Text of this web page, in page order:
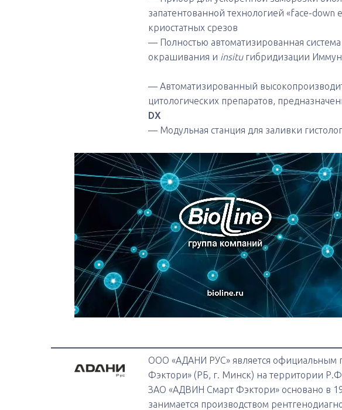
запатентованной технологией «face-down
криостатных срезов
— Полностью автоматизированная
окрашивания и insituгибридизации
— Автоматизированный
цитологических препаратов,
DX
— Модульная станция для заливки
ООО «АДАНИ РУС» является официальным
Фэктори» (РБ, г. Минск) на территории
ЗАО «АДВИН Смарт Фэктори» основано в
занимается производством